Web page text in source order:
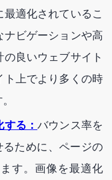
適化されているこ
ナビゲーションや高
良いウェブサイト
ト上でより多くの時
する：バウンス率を
ために、ページの
す。画像を最適化